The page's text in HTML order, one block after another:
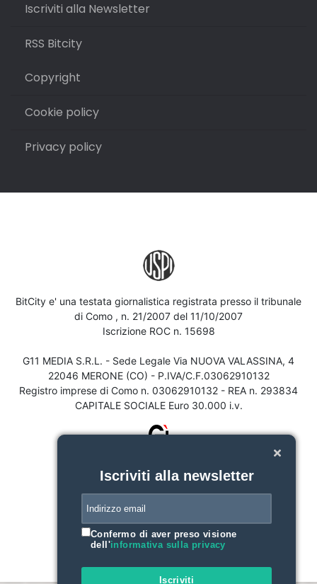
Iscriviti alla Newsletter
RSS Bitcity
Copyright
Cookie policy
Privacy policy
BitCity e' una testata giornalistica registrata presso il tribunale
di Como , n. 21/2007 del 11/10/2007
Iscrizione ROC n. 15698
G11 MEDIA S.R.L. - Sede Legale Via NUOVA VALASSINA, 4
22046 MERONE (CO) - P.IVA/C.F.03062910132
Registro imprese di Como n. 03062910132 - REA n. 293834
CAPITALE SOCIALE Euro 30.000 i.v.
Iscriviti alla newsletter
Confermo di aver preso visione
dell'informativa sulla privacy
Iscriviti